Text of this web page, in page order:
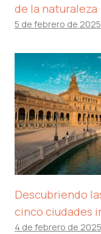
de la naturaleza
5 de febrero de 2025
Descubriendo
cinco ciudades
4 de febrero de 2025